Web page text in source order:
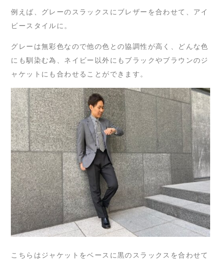
例えば、グレーのスラックスにブレザーを合わせて、アイ
ビースタイルに。
グレーは無彩色なので他の色との協調性が高く、どんな色
にも馴染む為、ネイビー以外にもブラックやブラウンのジ
ャケットにも合わせることができます。
こちらはジャケットをベースに黒のスラックスを合わせて